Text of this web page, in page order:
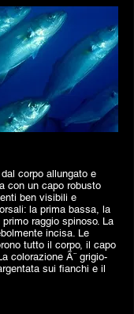
corpo allungato e
con un capo robusto
ben visibili e
la prima bassa, la
raggio spinoso. La
incisa. Le
tutto il corpo, il capo
colorazione Ã¨ grigio-
sui fianchi e il